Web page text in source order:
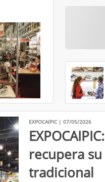
EXPOCAIPIC | 07/05/2026
recupera
tradicional